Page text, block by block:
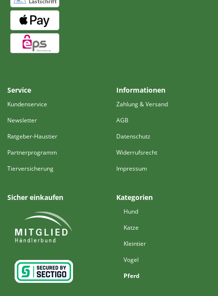
Service
Kundenservice
Newsletter
Ratgeber-Haustier
Partnerprogramm
Tierversicherung
Informationen
Zahlung & Versand
AGB
Datenschutz
Widerrufsrecht
Impressum
Sicher einkaufen Kategorien
Hund
Katze
Kleintier
Vogel
Pferd